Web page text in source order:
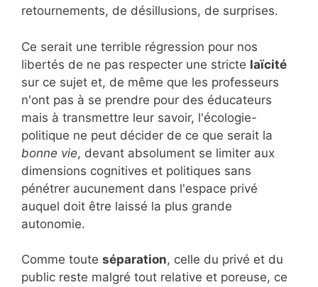
retournements, de désillusions, de surprises.
Ce serait une terrible régression pour nos
libertés de ne pas respecter une stricte laïcité
sur ce sujet et, de même que les professeurs
n'ont pas à se prendre pour des éducateurs
mais à transmettre leur savoir, l'écologie-
politique ne peut décider de ce que serait la
bonne vie, devant absolument se limiter aux
dimensions cognitives et politiques sans
pénétrer aucunement dans l'espace privé
auquel doit être laissé la plus grande
autonomie.
Comme toute séparation, celle du privé et du
public reste malgré tout relative et poreuse, ce